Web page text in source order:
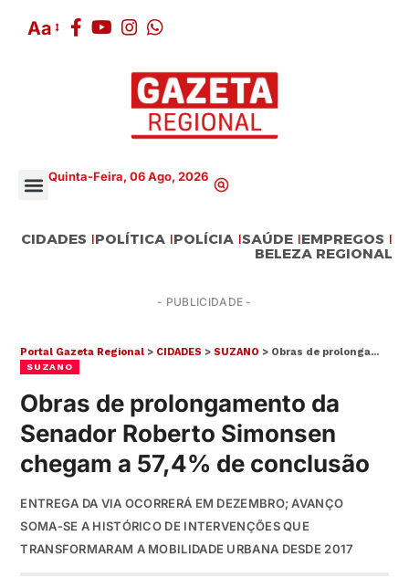
Aa
Quinta-Feira, 06 Ago, 2026
CIDADES POLÍTICA POLÍCIA SAÚDE EMPREGOS
BELEZA REGIONAL
- PUBLICIDADE -
Portal Gazeta Regional > CIDADES >SUZANO > Obras de prolongamento da Senador Roberto Simonsen chegam a 57,4% de conclusão
SUZANO
Obras de prolongamento da
Senador Roberto Simonsen
chegam a 57,4% de conclusão
ENTREGA DA VIA OCORRERÁ EM DEZEMBRO; AVANÇO
SOMA-SE A HISTÓRICO DE INTERVENÇÕES QUE
TRANSFORMARAM A MOBILIDADE URBANA DESDE 2017